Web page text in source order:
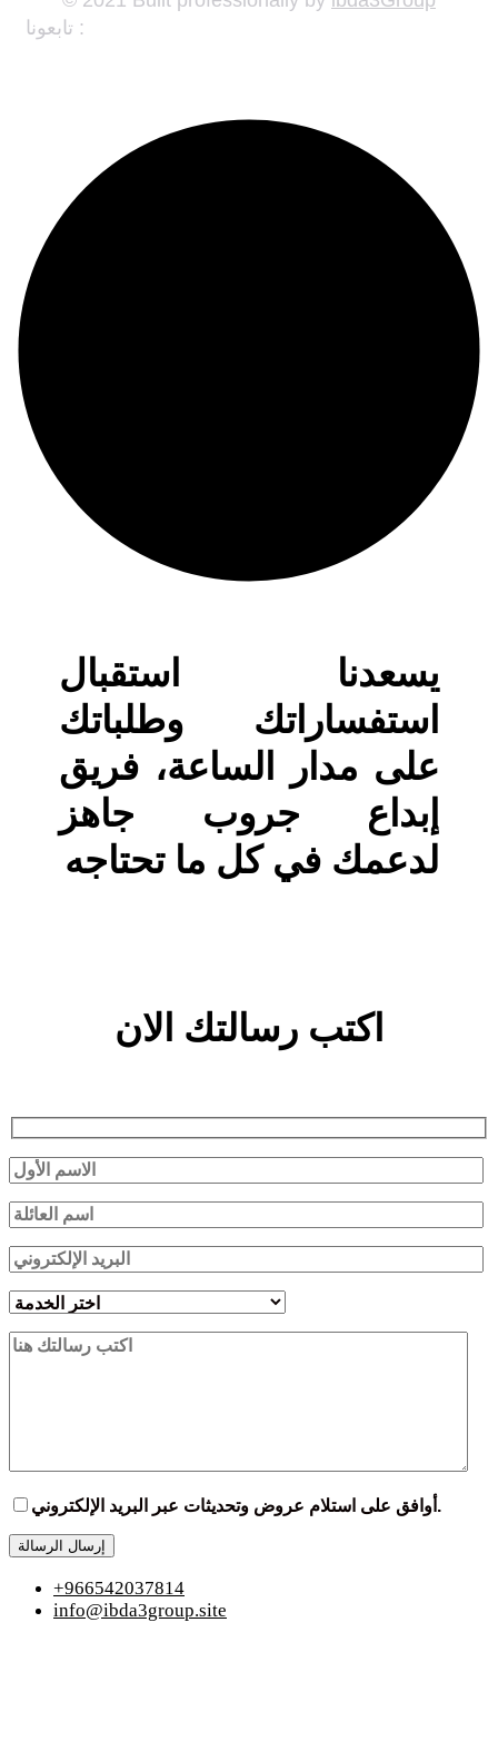
تابعونا :
يسعدنا استقبال
استفساراتك وطلباتك
على مدار الساعة، فريق
إبداع جروب جاهز
لدعمك في كل ما تحتاجه
اكتب رسالتك الان
أوافق على استلام عروض وتحديثات عبر البريد الإلكتروني.
إرسال الرسالة
+966542037814
info@ibda3group.site